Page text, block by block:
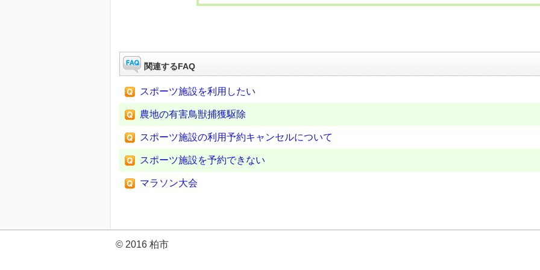
関連するFAQ
スポーツ施設を利用したい
農地の有害鳥獣捕獲駆除
スポーツ施設の利用予約キャンセルについて
スポーツ施設を予約できない
マラソン大会
© 2016 柏市